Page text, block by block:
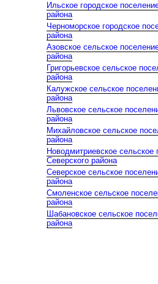
Ильское городское
района
Черноморское городское
района
Азовское сельское
района
Григорьевское сельское
района
Калужское сельское
района
Львовское сельское
района
Михайловское сельское
района
Новодмитриевское сельское
Северского района
Северское сельское
района
Смоленское сельское
района
Шабановское сельское
района